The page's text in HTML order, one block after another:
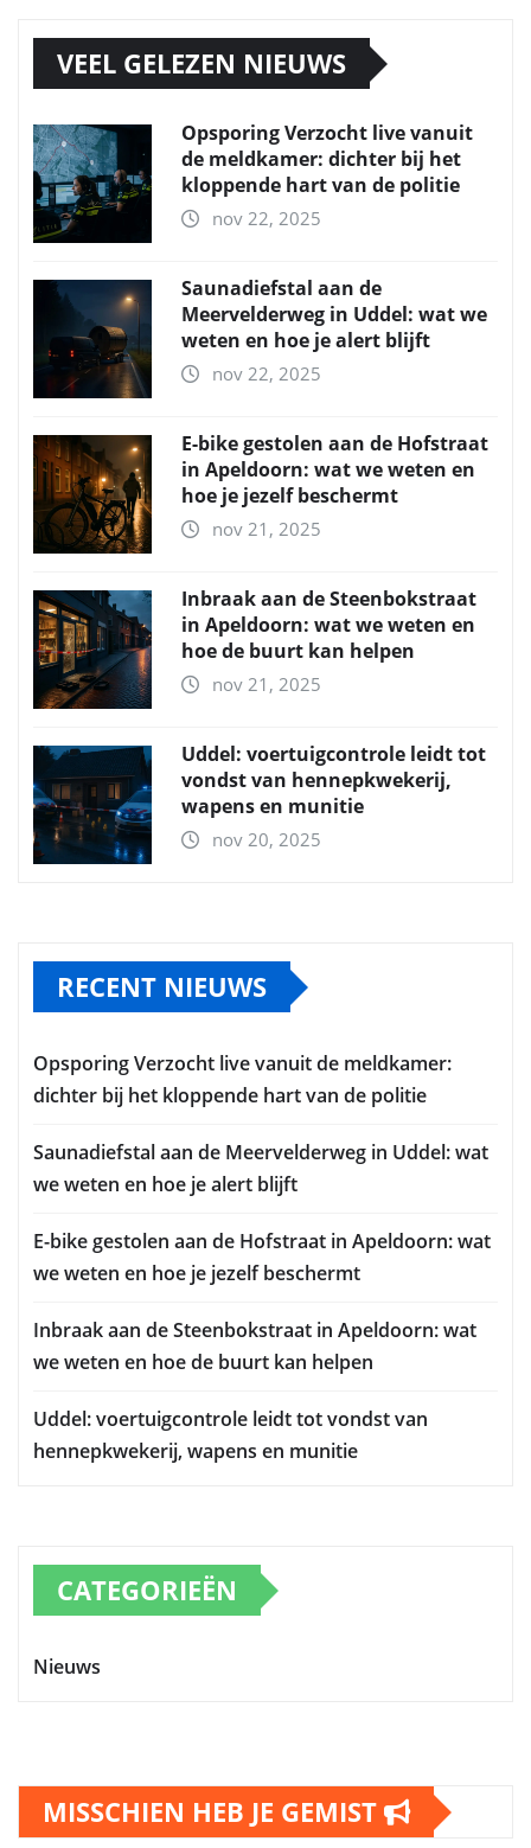
VEEL GELEZEN NIEUWS
Opsporing Verzocht live vanuit
de meldkamer: dichter bij het
kloppende hart van de politie
nov 22, 2025
Saunadiefstal aan de
Meervelderweg in Uddel: wat we
weten en hoe je alert blijft
nov 22, 2025
E-bike gestolen aan de Hofstraat
in Apeldoorn: wat we weten en
hoe je jezelf beschermt
nov 21, 2025
Inbraak aan de Steenbokstraat
in Apeldoorn: wat we weten en
hoe de buurt kan helpen
nov 21, 2025
Uddel: voertuigcontrole leidt tot
vondst van hennepkwekerij,
wapens en munitie
nov 20, 2025
RECENT NIEUWS
Opsporing Verzocht live vanuit de meldkamer:
dichter bij het kloppende hart van de politie
Saunadiefstal aan de Meervelderweg in Uddel: wat
we weten en hoe je alert blijft
E-bike gestolen aan de Hofstraat in Apeldoorn: wat
we weten en hoe je jezelf beschermt
Inbraak aan de Steenbokstraat in Apeldoorn: wat
we weten en hoe de buurt kan helpen
Uddel: voertuigcontrole leidt tot vondst van
hennepkwekerij, wapens en munitie
CATEGORIEËN
Nieuws
MISSCHIEN HEB JE GEMIST